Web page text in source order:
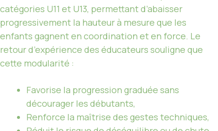
catégories U11 et U13, permettant d’abaisser
progressivement la hauteur à mesure que les
enfants gagnent en coordination et en force. Le
retour d’expérience des éducateurs souligne que
cette modularité :
Favorise la progression graduée sans
décourager les débutants,
Renforce la maîtrise des gestes techniques,